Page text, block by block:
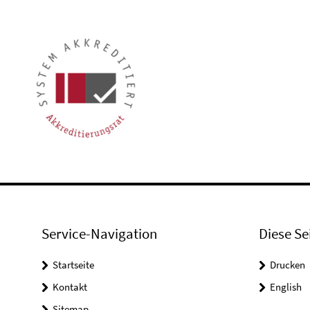
Service-Navigation
Startseite
Kontakt
Diese
Drucken
English